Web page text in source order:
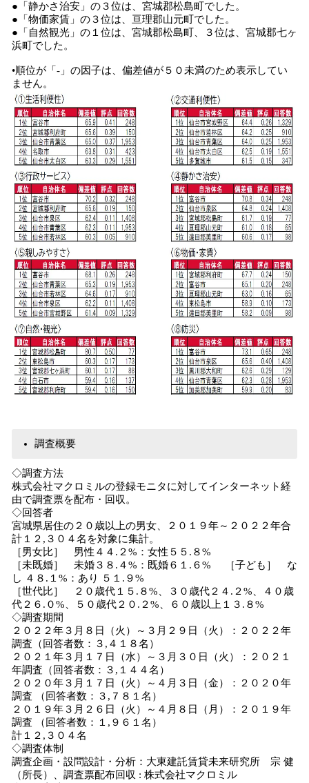
●「静かさ治安」の３位は、宮城郡松島町でした。
●「物価家賃」の３位は、亘理郡山元町でした。
●「自然観光」の１位は、宮城郡松島町、３位は、宮城郡七ヶ
浜町でした。
•順位が「-」の因子は、偏差値が５０未満のため表示してい
ません。
調査概要
◇調査方法
株式会社マクロミルの登録モニタに対してインターネット経
由で調査票を配布・回収。
◇回答者
宮城県居住の２０歳以上の男女、２０１９年～２０２２年合
計１２,３０４名を対象に集計。
［男女比］ 男性４４.２%：女性５５.８%
［未既婚］ 未婚３８.４%：既婚６１.６% ［子ども］ な
し ４８.１%：あり ５１.９%
［世代比］ ２０歳代１５.８%、３０歳代２４.２%、４０歳
代２６.０%、５０歳代２０.２%、６０歳以上１３.８%
◇調査期間
２０２２年３月８日（火）～３月２９日（火）：２０２２年
調査（回答者数：３,４１８名）
２０２１年３月１７日（水）～３月３０日（火）：２０２１
年調査（回答者数：３,１４４名）
２０２０年３月１７日（火）～４月３日（金）：２０２０年
調査 （回答者数：３,７８１名）
２０１９年３月２６日（火）～４月８日（月）：２０１９年
調査 （回答者数：１,９６１名）
計１２,３０４名
◇調査体制
調査企画・設問設計・分析：大東建託賃貸未来研究所 宗 健
（所長）、調査票配布回収 : 株式会社マクロミル